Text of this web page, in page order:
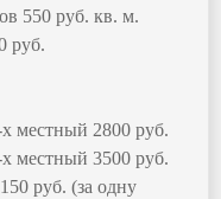
550 руб. кв. м.
руб.
местный 2800 руб.
местный 3500 руб.
руб. (за одну